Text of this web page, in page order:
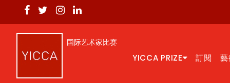
国际艺术家比赛
YICCA PRIZE 訂閱 藝